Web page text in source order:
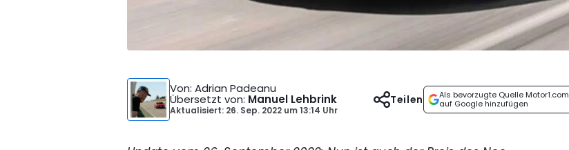
Von: Adrian Padeanu
Übersetzt von: Manuel Lehbrink
Aktualisiert: 26. Sep. 2022 um13:14 Uhr
Als bevorzugte Quelle Motor1.com
auf Google hinzufügen
Teilen